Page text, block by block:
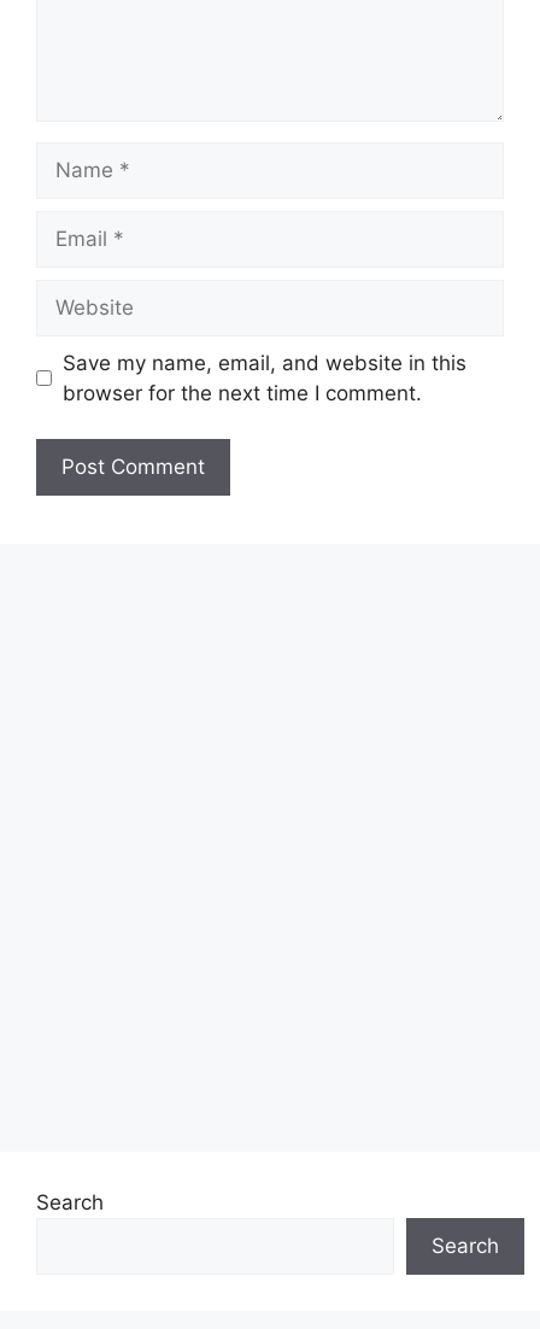
Save my name, email, and website in this
browser for the next time I comment.
Search
Search